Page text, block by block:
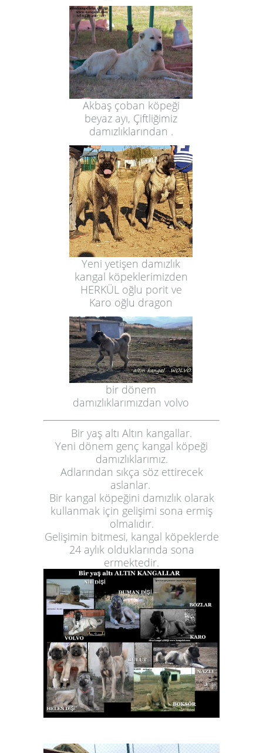
Akbaş çoban köpeği
beyaz ayı, Çiftliğimiz
damızlıklarından .
Yeni yetişen damızlık
kangal köpeklerimizden
HERKÜL oğlu porit ve
Karo oğlu dragon
bir dönem
damızlıklarımızdan volvo
Bir yaş altı Altın kangallar.
Yeni dönem genç kangal köpeği
damızlıklarımız.
Adlarından sıkça söz ettirecek
aslanlar.
Bir kangal köpeğini damızlık olarak
kullanmak için gelişimi sona ermiş
olmalıdır.
Gelişimin bitmesi, kangal köpeklerde
24 aylık olduklarında sona
ermektedir.